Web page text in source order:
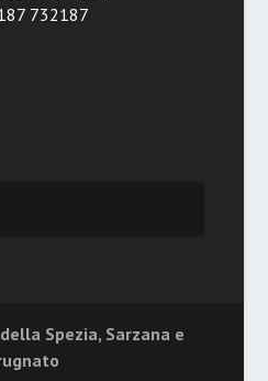
732187
Spezia, Sarzana e